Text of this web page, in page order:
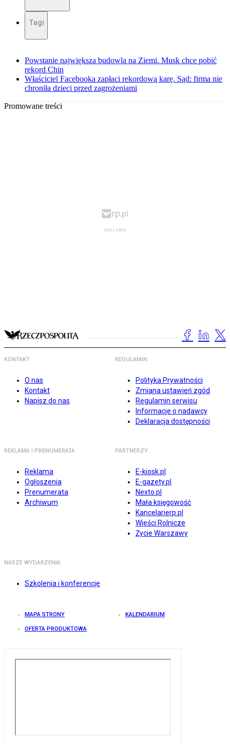
Tagi
Powstanie największa budowla na Ziemi. Musk chce pobić
rekord Chin
Właściciel Facebooka zapłaci rekordową karę. Sąd: firma nie
chroniła dzieci przed zagrożeniami
Promowane treści
KONTAKT
O nas
Kontakt
Napisz do nas
REGULAMIN
Polityka Prywatności
Zmiana ustawień zgód
Regulamin serwisu
Informacje o nadawcy
Deklaracja dostępności
REKLAMA I PRENUMERATA
Reklama
Ogłoszenia
Prenumerata
Archiwum
PARTNERZY
E-kiosk.pl
E-gazety.pl
Nexto.pl
Mała księgowość
Kancelarierp.pl
Wieści Rolnicze
Życie Warszawy
NASZE WYDARZENIA
Szkolenia i konferencje
MAPA STRONY KALENDARIUM
OFERTA PRODUKTOWA